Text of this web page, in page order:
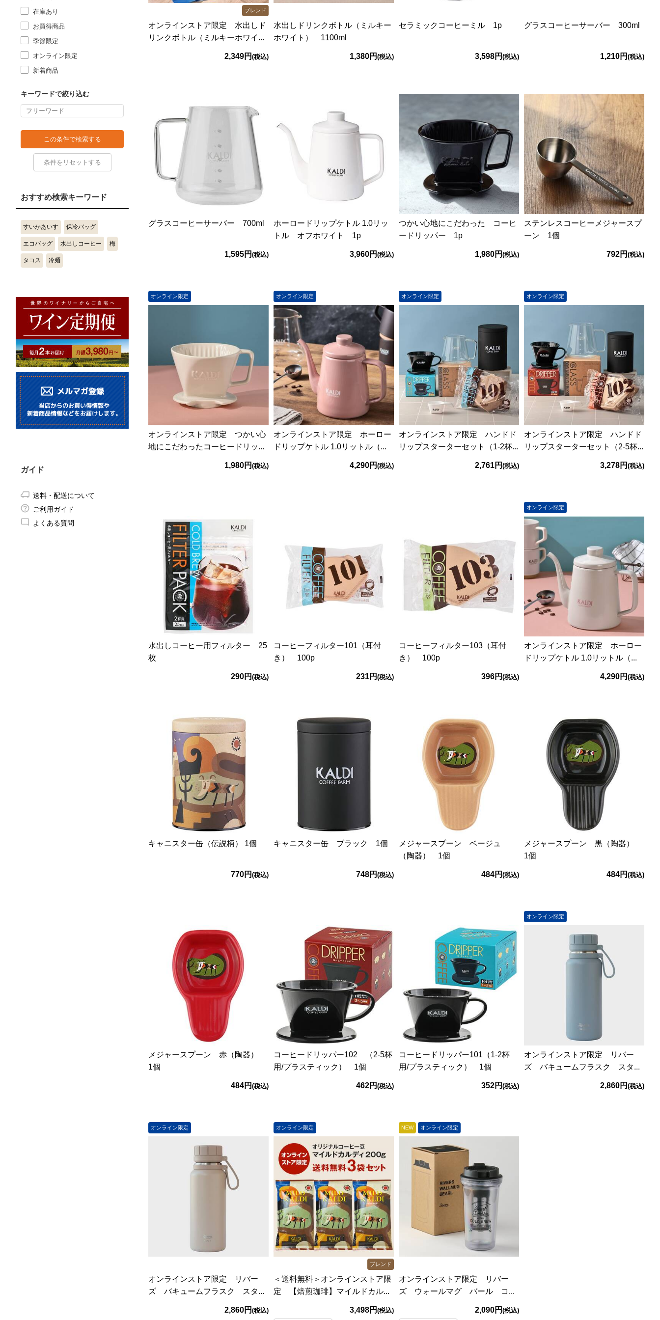
ブレンド
オンラインストア限定 水出しド
リンクボトル（ミルキーホワイ...
2,349円 (税込)
水出しドリンクボトル（ミルキー
ホワイト） 1100ml
1,380円 (税込)
セラミックコーヒーミル 1p
3,598円 (税込)
グラスコーヒーサーバー 300ml
1,210円 (税込)
グラスコーヒーサーバー 700ml
1,595円 (税込)
ホーロードリップケトル 1.0リッ
トル オフホワイト 1p
3,960円 (税込)
つかい心地にこだわった コーヒ
ードリッパー 1p
1,980円 (税込)
ステンレスコーヒーメジャースプ
ーン 1個
792円 (税込)
オンライン限定
オンラインストア限定 つかい心
地にこだわったコーヒードリッ...
1,980円 (税込)
オンライン限定
オンラインストア限定 ホーロー
ドリップケトル 1.0リットル（...
4,290円 (税込)
オンライン限定
オンラインストア限定 ハンドド
リップスターターセット（1-2杯...
2,761円 (税込)
オンライン限定
オンラインストア限定 ハンドド
リップスターターセット（2-5杯...
3,278円 (税込)
水出しコーヒー用フィルター 25
枚
290円 (税込)
コーヒーフィルター101（耳付
き） 100p
231円 (税込)
コーヒーフィルター103（耳付
き） 100p
396円 (税込)
オンライン限定
オンラインストア限定 ホーロー
ドリップケトル 1.0リットル（...
4,290円 (税込)
キャニスター缶（伝説柄） 1個
770円 (税込)
キャニスター缶 ブラック 1個
748円 (税込)
メジャースプーン ベージュ
（陶器） 1個
484円 (税込)
メジャースプーン 黒（陶器）
1個
484円 (税込)
メジャースプーン 赤（陶器）
1個
484円 (税込)
コーヒードリッパー102 （2-5杯
用/プラスティック） 1個
462円 (税込)
コーヒードリッパー101（1-2杯
用/プラスティック） 1個
352円 (税込)
オンライン限定
オンラインストア限定 リバー
ズ バキュームフラスク スタ...
2,860円 (税込)
オンライン限定
オンラインストア限定 リバー
ズ バキュームフラスク スタ...
2,860円 (税込)
オンライン限定
ブレンド
＜送料無料＞オンラインストア限
定 【焙煎珈琲】マイルドカル...
3,498円 (税込)
NEW オンライン限定
オンラインストア限定 リバー
ズ ウォールマグ バール コ...
2,090円 (税込)
在庫あり
お買得商品
季節限定
オンライン限定
新着商品
キーワードで絞り込む
おすすめ検索キーワード
すいかあいす 保冷バッグ
エコバッグ 水出しコーヒー 梅
タコス 冷麺
ガイド
送料・配送について
ご利用ガイド
よくある質問